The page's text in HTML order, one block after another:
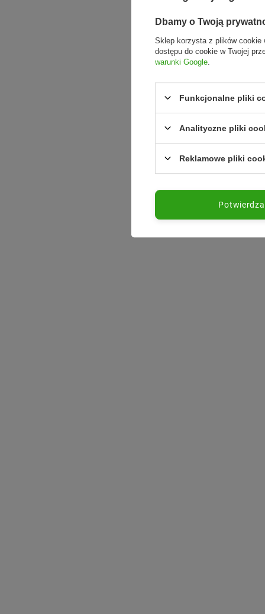
Dbamy o Twoją
Sklep korzysta z plików cookie
dostępu do cookie w Twojej
warunki Google
Funkcjonalne pliki
Analityczne pliki
Reklamowe pliki